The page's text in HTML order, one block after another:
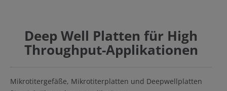
Deep Well Platten für High
Throughput-Applikationen
Mikrotitergefäße, Mikrotiterplatten und Deepwellplatten